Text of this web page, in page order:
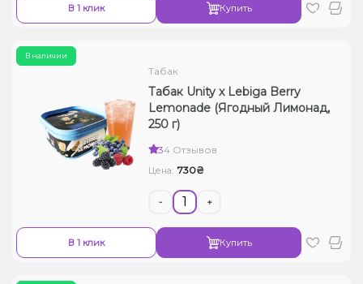
В 1 клик Купить
В наличии
Табак
Табак Unity x Lebiga Berry
Lemonade (Ягодный Лимонад,
250 г)
34 Отзывов
Цена: 730₴
- +
В 1 клик Купить